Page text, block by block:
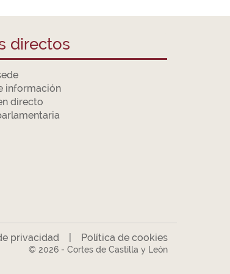
directos
información
directo
privacidad Política de cookies
© 2026 - Cortes de Castilla y León